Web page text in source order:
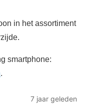
in het assortiment
smartphone:
.
7 jaar geleden